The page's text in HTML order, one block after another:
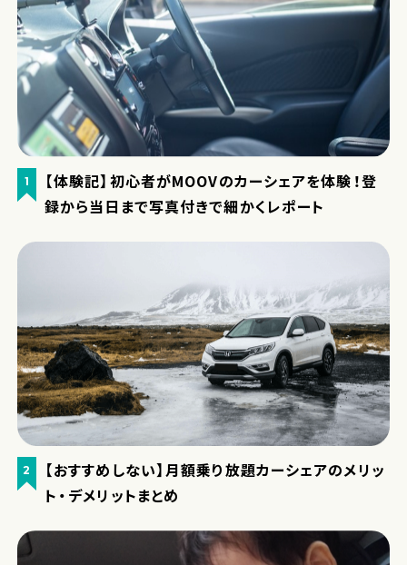
1
【体験記】初心者がMOOVのカーシェアを体験！登
録から当日まで写真付きで細かくレポート
2
【おすすめしない】月額乗り放題カーシェアのメリッ
ト・デメリットまとめ